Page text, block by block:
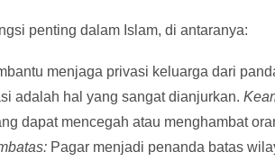
penting dalam Islam, di antaranya:
menjaga privasi keluarga dari
adalah hal yang sangat dianjurkan.
dapat mencegah atau menghambat
Pagar menjadi penanda batas